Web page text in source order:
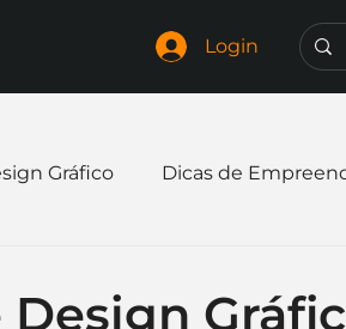
Login
Gráfico Dicas de
Design